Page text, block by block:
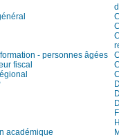
- personnes âgées
fiscal
académique